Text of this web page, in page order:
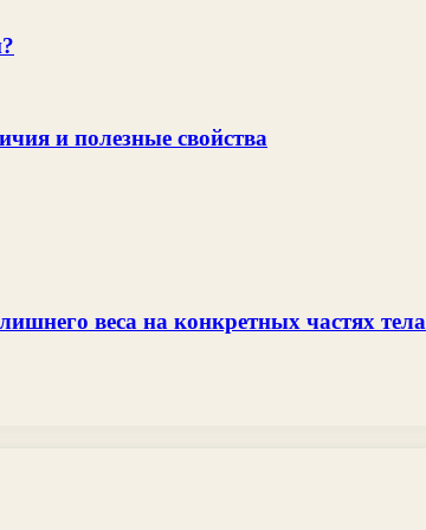
и полезные свойства
веса на конкретных частях тела